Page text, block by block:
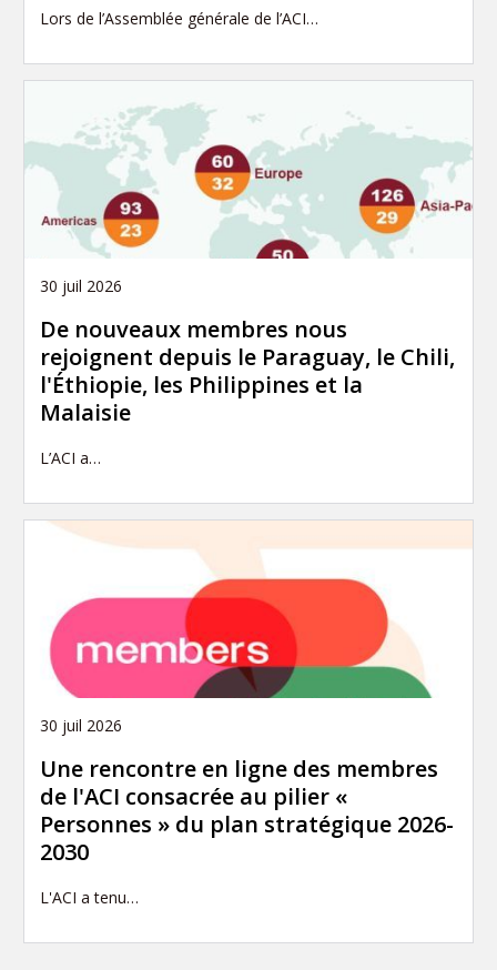
Lors de l’Assemblée générale de l’ACI…
30 juil 2026
De nouveaux membres nous
rejoignent depuis le Paraguay, le Chili,
l'Éthiopie, les Philippines et la
Malaisie
L’ACI a…
30 juil 2026
Une rencontre en ligne des membres
de l'ACI consacrée au pilier «
Personnes » du plan stratégique 2026-
2030
L'ACI a tenu…